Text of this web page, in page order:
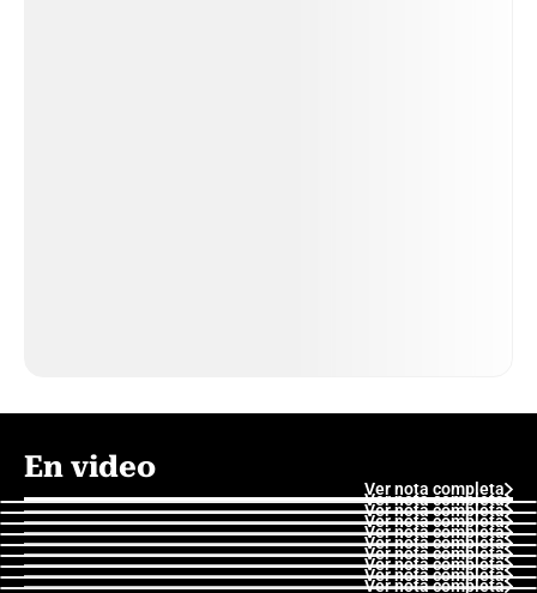
En video
Ver nota completa
Ver nota completa
Ver nota completa
Ver nota completa
Ver nota completa
Ver nota completa
Ver nota completa
Ver nota completa
Ver nota completa
Ver nota completa